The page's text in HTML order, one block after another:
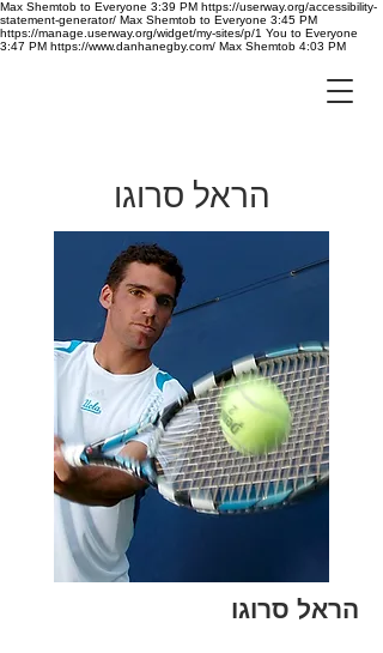
Max Shemtob to Everyone 3:39 PM https://userway.org/accessibility-
statement-generator/ Max Shemtob to Everyone 3:45 PM
https://manage.userway.org/widget/my-sites/p/1 You to Everyone
3:47 PM https://www.danhanegby.com/ Max Shemtob 4:03 PM
הראל סרוגו
הראל סרוגו